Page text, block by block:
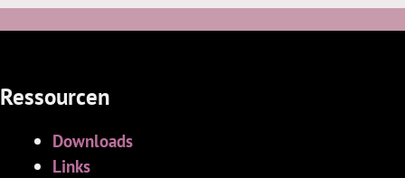
Ressourcen
Downloads
Links